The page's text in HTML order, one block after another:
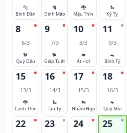
🐅
Bính Dần
🐈
Đinh Mão
🐉
Mậu Thìn
🐍
Kỷ Tỵ
8
6/3
🐓
Quý Dậu
9
7/3
🐕
Giáp Tuất
10
8/3
🐖
Ất Hợi
11
9/3
🐀
Bính Tý
15
13/3
🐉
Canh Thìn
16
14/3
🐍
Tân Tỵ
17
15/3
🐎
Nhâm Ngọ
18
16/3
🐐
Quý Mùi
22 23 24 25